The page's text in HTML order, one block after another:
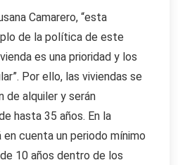
Camarero, “esta
de la política de este
es una prioridad y los
Por ello, las viviendas se
de alquiler y serán
hasta 35 años. En la
en cuenta un periodo mínimo
10 años dentro de los